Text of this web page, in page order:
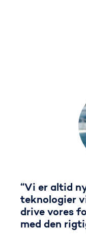
“Vi er altid
teknologier
drive vores
med den